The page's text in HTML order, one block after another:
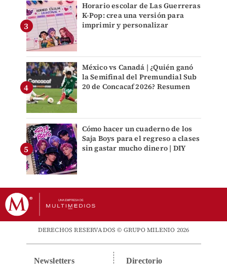
Horario escolar de Las Guerreras
K-Pop: crea una versión para
imprimir y personalizar
México vs Canadá | ¿Quién ganó
la Semifinal del Premundial Sub
20 de Concacaf 2026? Resumen
Cómo hacer un cuaderno de los
Saja Boys para el regreso a clases
sin gastar mucho dinero | DIY
DERECHOS RESERVADOS © GRUPO MILENIO 2026
Newsletters Directorio